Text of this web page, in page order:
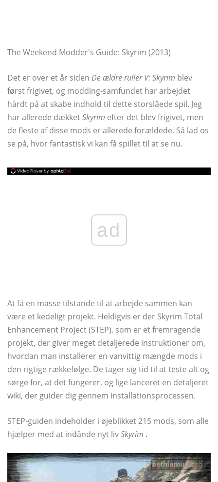
The Weekend Modder's Guide: Skyrim (2013)
Det er over et år siden De ældre ruller V: Skyrim blev
først frigivet, og modding-samfundet har arbejdet
hårdt på at skabe indhold til dette storslåede spil. Jeg
har allerede dækketSkyrim efter det blev frigivet, men
de fleste af disse mods er allerede forældede. Så lad os
se på, hvor fantastisk vi kan få spillet til at se nu.
ad
At få en masse tilstande til at arbejde sammen kan
være et kedeligt projekt. Heldigvis er der Skyrim Total
Enhancement Project (STEP), som er et fremragende
projekt, der giver meget detaljerede instruktioner om,
hvordan man installerer en vanvittig mængde mods i
den rigtige rækkefølge. De tager sig tid til at teste alt og
sørge for, at det fungerer, og lige lanceret en detaljeret
wiki, der guider dig gennem installationsprocessen.
STEP-guiden indeholder i øjeblikket 215 mods, som alle
hjælper med at indånde nyt livSkyrim .